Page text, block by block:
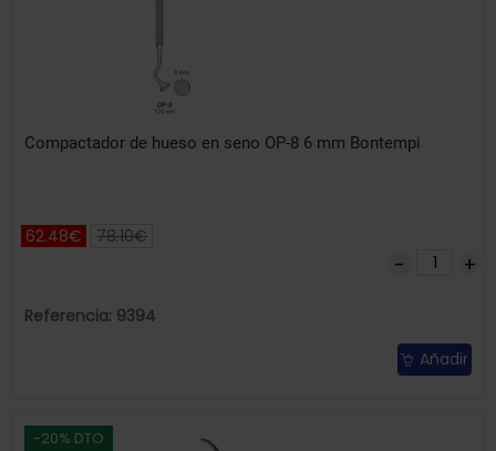
Compactador de hueso en seno OP-8 6 mm Bontempi
62.48€ 78.10€
Referencia: 9394
Añadir
-20% DTO